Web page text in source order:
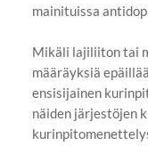
mainituissa
Mikäli lajiliiton tai
määräyksiä
ensisijainen
näiden järjestöjen